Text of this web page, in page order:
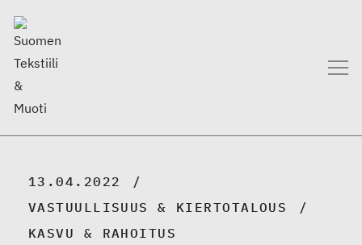
13.04.2022
VASTUULLISUUS & KIERTOTALOUS
KASVU & RAHOITUS